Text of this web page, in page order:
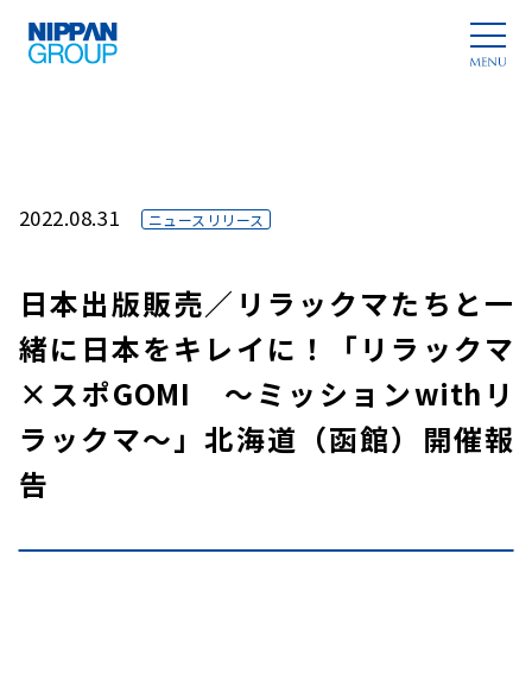
2022.08.31 ニュースリリース
日本出版販売／リラックマたちと一
緒に日本をキレイに！「リラックマ
×スポGOMI ～ミッションwithリ
ラックマ～」北海道（函館）開催報
告